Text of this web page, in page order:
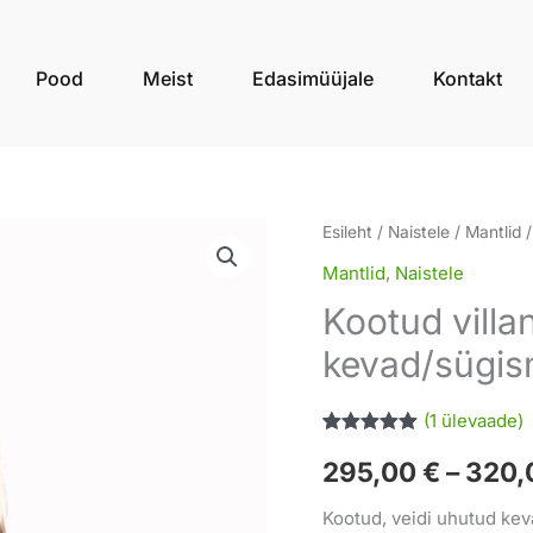
Pood Meist Edasimüüjale Kontakt
Esileht / Naistele/ Mantlid/
Mantlid, Naistele
Kootud
kevad/
5.00/5
kliendi
põhjal
(1 ülevaade)
295,00 € –
Kootud, veidi uhutud
Kootud
villane
kevad/sügismantel
kogus